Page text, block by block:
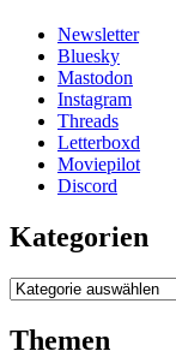
Newsletter
Bluesky
Mastodon
Instagram
Threads
Letterboxd
Moviepilot
Discord
Kategorien
Kategorien
Themen